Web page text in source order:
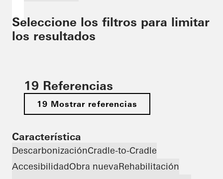
Seleccione los filtros para limitar
los resultados
19 Referencias
19 Mostrar referencias
Característica
DescarbonizaciónCradle-to-Cradle
AccesibilidadObra nuevaRehabilitación